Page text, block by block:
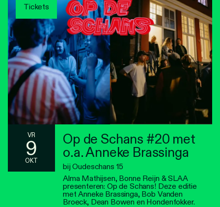
Tickets
VR
9
OKT
Op de Schans #20 met
o.a. Anneke Brassinga
bij Oudeschans 15
Alma Mathijsen, Bonne Reijn & SLAA
presenteren: Op de Schans! Deze editie
met Anneke Brassinga, Bob Vanden
Broeck, Dean Bowen en Hondenfokker.